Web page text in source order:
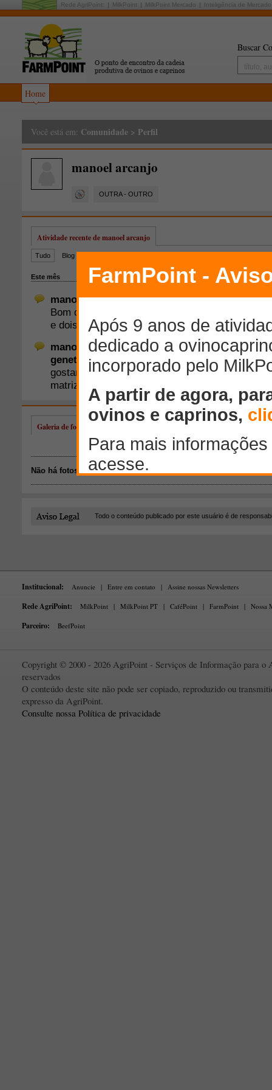
Rede AgriPoint: MilkPoint MilkPoint Mercado Inteligência de Mercado
Buscar
Home
Você está em: Comunidade > Perfil
manoel arcanjo
OUTRA - OUTRO
Galeria de fotos de manoel arcanjo
Não há fotos disponíveis.
Todo o conteúdo publicado por este usuário é de
Institucional: Anuncie | Entre em contato | Assine nossas Newsletters
Rede AgriPoint: MilkPoint | MilkPoint PT | CaféPoint | FarmPoint | Nossa
Parceiro: BeefPoint
Copyright © 2000 - 2026 AgriPoint - Serviços de Informação para o
reservados
O conteúdo deste site não pode ser copiado, reproduzido ou
expresso da AgriPoint.
Consulte nossa Política de privacidade